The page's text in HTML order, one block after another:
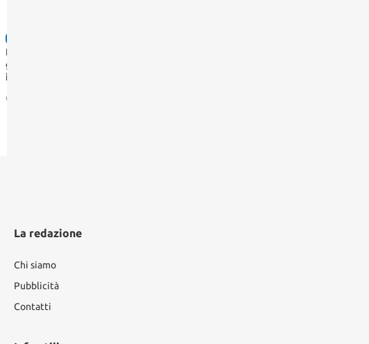
La redazione
Chi siamo
Pubblicità
Contatti